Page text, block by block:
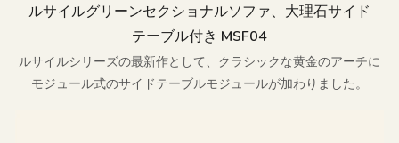
ルサイルグリーンセクショナルソファ、大理石サイド
テーブル付き MSF04
ルサイルシリーズの最新作として、クラシックな黄金のアーチに
モジュール式のサイドテーブルモジュールが加わりました。